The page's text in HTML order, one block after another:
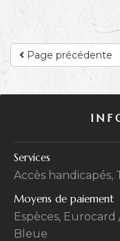
Page précédente
Services
Accès handicapés,
Moyens de paiement
Espèces, Eurocard
Bleue